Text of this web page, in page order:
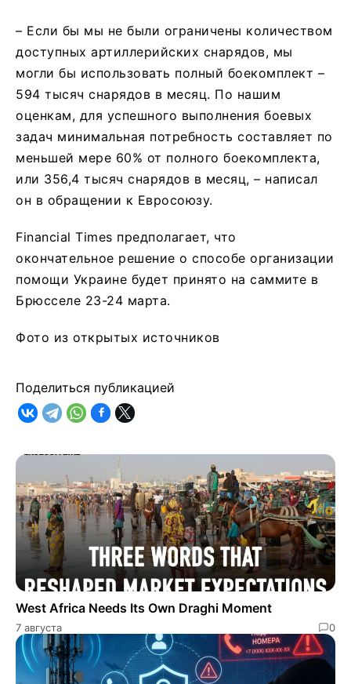
– Если бы мы не были ограничены количеством
доступных артиллерийских снарядов, мы
могли бы использовать полный боекомплект –
594 тысяч снарядов в месяц. По нашим
оценкам, для успешного выполнения боевых
задач минимальная потребность составляет по
меньшей мере 60% от полного боекомплекта,
или 356,4 тысяч снарядов в месяц, – написал
он в обращении к Евросоюзу.
Financial Times предполагает, что
окончательное решение о способе организации
помощи Украине будет принято на саммите в
Брюсселе 23-24 марта.
Фото из открытых источников
Поделиться публикацией
West Africa Needs Its Own Draghi Moment
7 августа 0